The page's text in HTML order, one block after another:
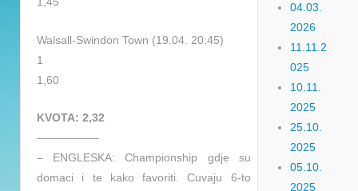
Walsall-Swindon Town (19.04. 20:45)
1
1,60
KVOTA: 2,32
—————–
– ENGLESKA: Championship gdje su
domaci i te kako favoriti. Cuvaju 6-to
04.03.
2026
11.11.2
025
10.11.
2025
25.10.
2025
05.10.
2025